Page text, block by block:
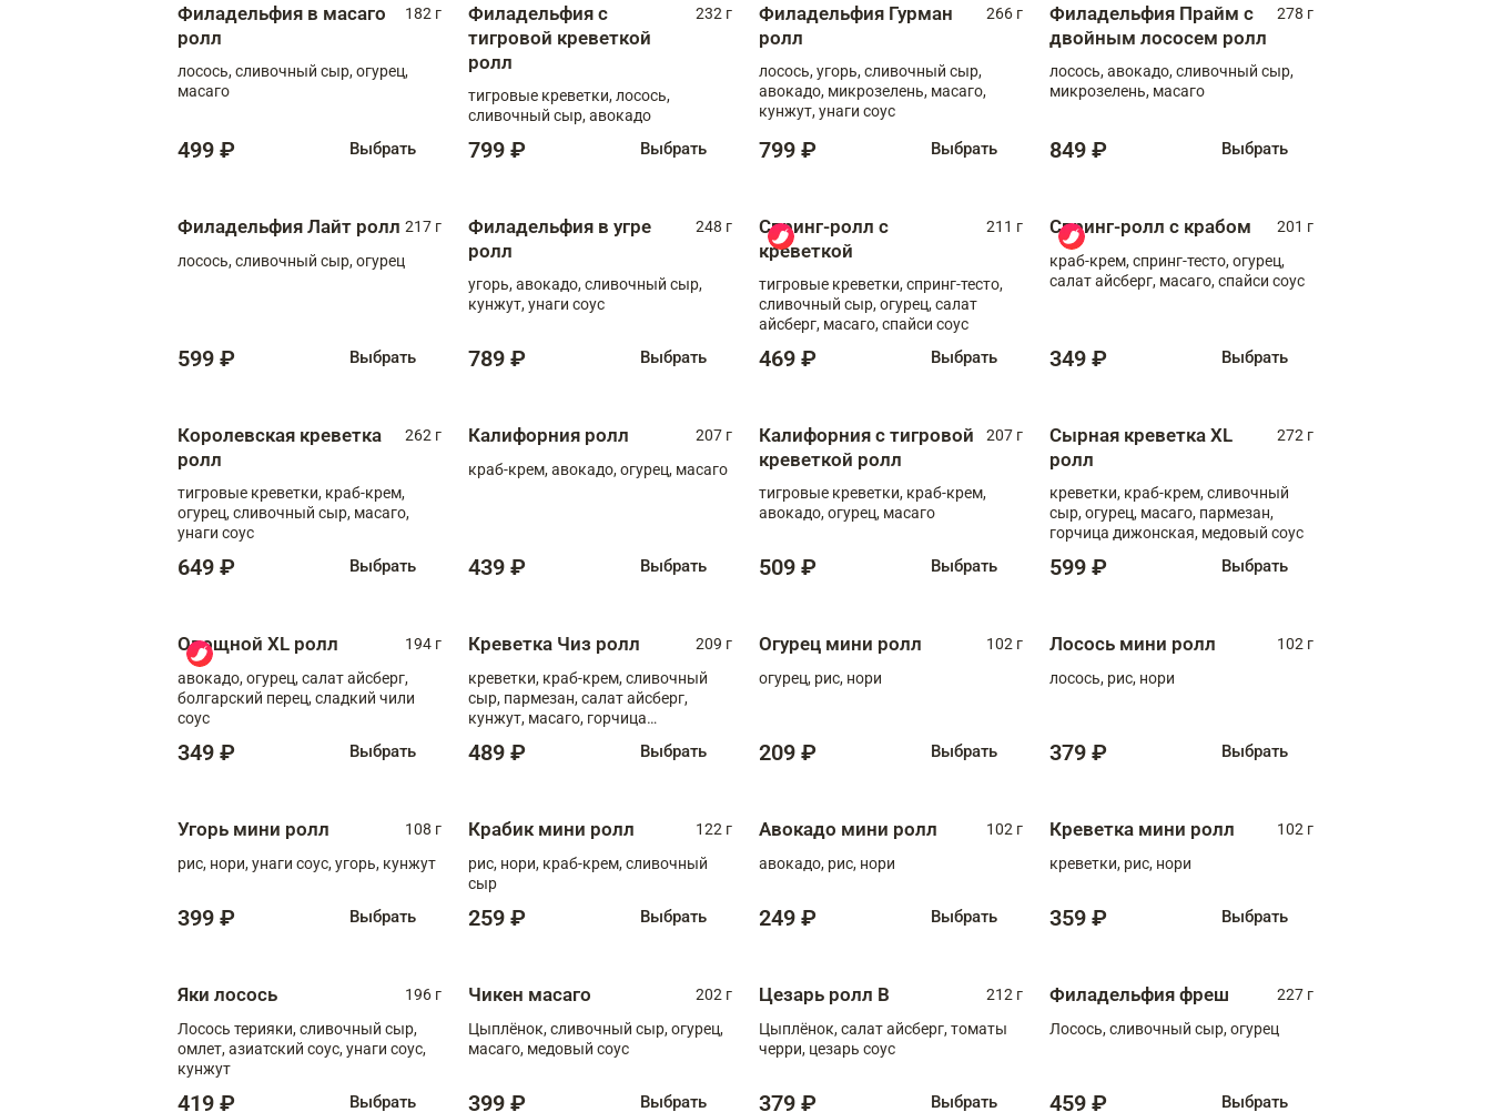
Филадельфия в масаго
ролл
182 г
лосось, сливочный сыр, огурец,
масаго
499 ₽ Выбрать
Филадельфия с
тигровой креветкой
ролл
232 г
тигровые креветки, лосось,
сливочный сыр, авокадо
799 ₽ Выбрать
Филадельфия Гурман
ролл
266 г
лосось, угорь, сливочный сыр,
авокадо, микрозелень, масаго,
кунжут, унаги соус
799 ₽ Выбрать
Филадельфия Прайм с
двойным лососем ролл
278 г
лосось, авокадо, сливочный сыр,
микрозелень, масаго
849 ₽ Выбрать
Филадельфия Лайт ролл 217 г
лосось, сливочный сыр, огурец
599 ₽ Выбрать
Филадельфия в угре
ролл
248 г
угорь, авокадо, сливочный сыр,
кунжут, унаги соус
789 ₽ Выбрать
Спринг-ролл с
креветкой
211 г
тигровые креветки, спринг-тесто,
сливочный сыр, огурец, салат
айсберг, масаго, спайси соус
469 ₽ Выбрать
Спринг-ролл с крабом
201 г
краб-крем, спринг-тесто, огурец,
салат айсберг, масаго, спайси соус
349 ₽ Выбрать
Королевская креветка
ролл
262 г
тигровые креветки, краб-крем,
огурец, сливочный сыр, масаго,
унаги соус
649 ₽ Выбрать
Калифорния ролл
207 г
краб-крем, авокадо, огурец, масаго
439 ₽ Выбрать
Калифорния с тигровой
креветкой ролл
207 г
тигровые креветки, краб-крем,
авокадо, огурец, масаго
509 ₽ Выбрать
Сырная креветка XL
ролл
272 г
креветки, краб-крем, сливочный
сыр, огурец, масаго, пармезан,
горчица дижонская, медовый соус
599 ₽ Выбрать
Овощной XL ролл
194 г
авокадо, огурец, салат айсберг,
болгарский перец, сладкий чили
соус
349 ₽ Выбрать
Креветка Чиз ролл
209 г
креветки, краб-крем, сливочный
сыр, пармезан, салат айсберг,
кунжут, масаго, горчица
489 ₽ Выбрать
Огурец мини ролл
102 г
огурец, рис, нори
209 ₽ Выбрать
Лосось мини ролл
102 г
лосось, рис, нори
379 ₽ Выбрать
Угорь мини ролл
108 г
рис, нори, унаги соус, угорь, кунжут
399 ₽ Выбрать
Крабик мини ролл
122 г
рис, нори, краб-крем, сливочный
сыр
259 ₽ Выбрать
Авокадо мини ролл
102 г
авокадо, рис, нори
249 ₽ Выбрать
Креветка мини ролл
102 г
креветки, рис, нори
359 ₽ Выбрать
Яки лосось
196 г
Лосось терияки, сливочный сыр,
омлет, азиатский соус, унаги соус,
кунжут
419 ₽ Выбрать
Чикен масаго
202 г
Цыплёнок, сливочный сыр, огурец,
масаго, медовый соус
399 ₽ Выбрать
Цезарь ролл В
212 г
Цыплёнок, салат айсберг, томаты
черри, цезарь соус
379 ₽ Выбрать
Филадельфия фреш
227 г
Лосось, сливочный сыр, огурец
459 ₽ Выбрать